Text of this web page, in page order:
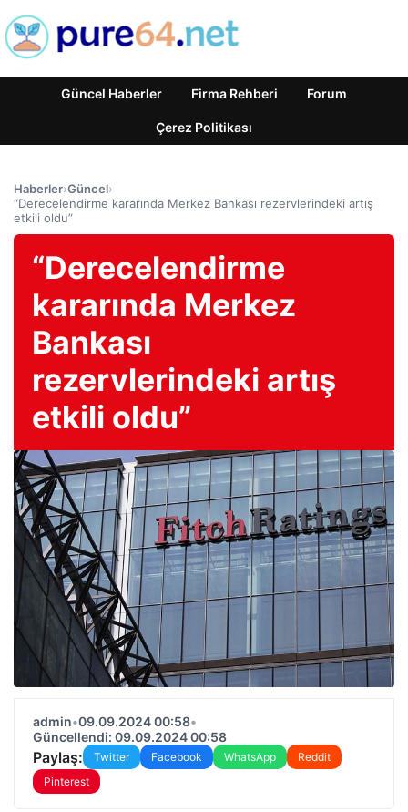
Güncel Haberler Firma Rehberi Forum
Çerez Politikası
Haberler›Güncel›
“Derecelendirme kararında Merkez Bankası rezervlerindeki artış
etkili oldu”
“Derecelendirme
kararında Merkez
Bankası
rezervlerindeki artış
etkili oldu”
admin•09.09.2024 00:58•
Güncellendi: 09.09.2024 00:58
Paylaş: Twitter Facebook WhatsApp
Reddit
Pinterest